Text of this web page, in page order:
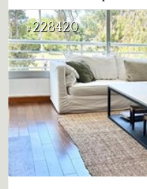
#228420